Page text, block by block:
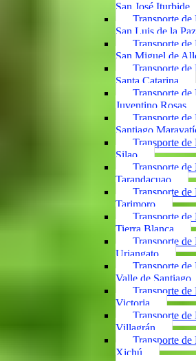
San José Iturbide
Transporte de
San Luis de la Paz
Transporte de
San Miguel de
Transporte de
Santa Catarina
Transporte de
Juventino Rosas
Transporte de
Santiago
Transporte de
Silao
Transporte de
Tarandacuao
Transporte de
Tarimoro
Transporte de
Tierra Blanca
Transporte de
Uriangato
Transporte de
Valle de Santiago
Transporte de
Victoria
Transporte de
Villagrán
Transporte de
Xichú